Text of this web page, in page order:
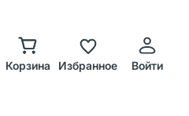
Корзина Избранное Войти